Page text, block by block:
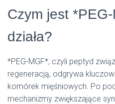
Czym jest
działa?
*PEG-MGF*, czyli peptyd
regeneracją, odgrywa
komórek mięśniowych. Po
mechanizmy zwiększające